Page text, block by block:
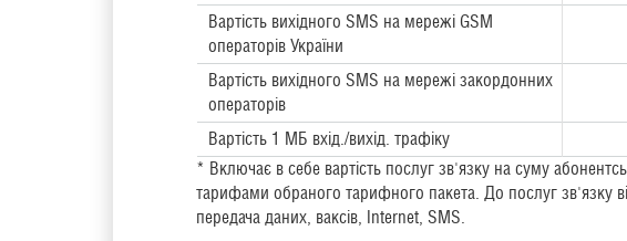
Вартість вихідного SMS на мережі GSM
операторів України
Вартість вихідного SMS на мережі закордонних
операторів
Вартість 1 МБ вхід./вихід. трафіку
* Включає в себе вартість послуг зв'язку на суму
тарифами обраного тарифного пакета. До послуг зв'язку
передача даних, ваксів, Internet, SMS.